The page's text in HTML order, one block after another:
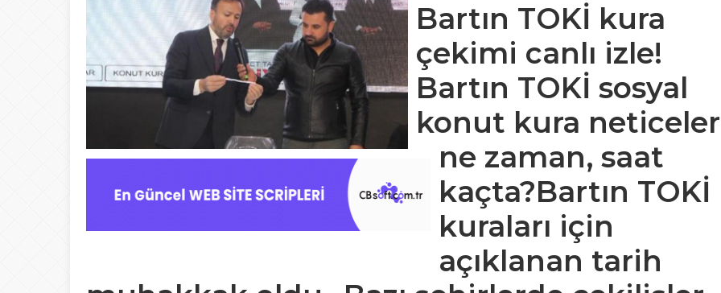
Bartın TOKİ kura
çekimi canlı izle!
Bartın TOKİ sosyal
konut kura
ne zaman, saat
kaçta?Bartın TOKİ
kuraları için
açıklanan tarih